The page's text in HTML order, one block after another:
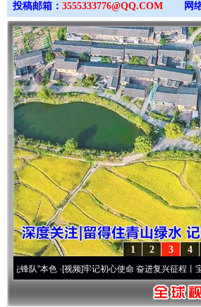
投稿邮箱： 3555333776@QQ.COM 网
4
3
2
1
·[视频]牢记初心使命 奋进复兴征程丨宝塔山下好